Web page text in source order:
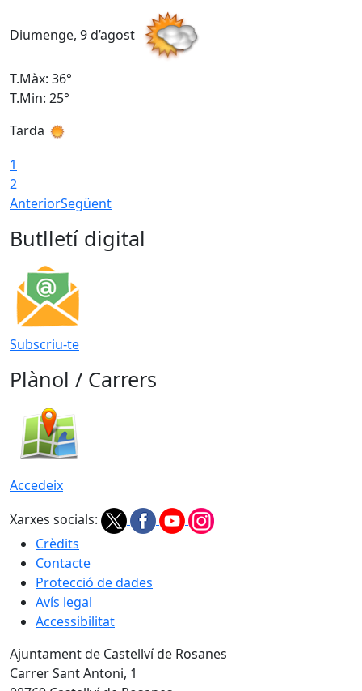
Diumenge, 9 d’agost
T.Màx: 36°
T.Min: 25°
Tarda
1
2
AnteriorSegüent
Butlletí digital
Subscriu-te
Plànol / Carrers
Accedeix
Xarxes socials:
Crèdits
Contacte
Protecció de dades
Avís legal
Accessibilitat
Ajuntament de Castellví de Rosanes
Carrer Sant Antoni, 1